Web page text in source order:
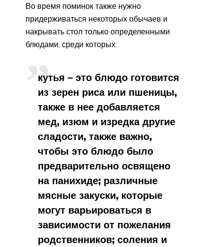
Во время поминок также нужно
придерживаться некоторых обычаев и
накрывать стол только определенными
блюдами, среди которых:
кутья – это блюдо готовится
из зерен риса или пшеницы,
также в нее добавляется
мед, изюм и изредка другие
сладости, также важно,
чтобы это блюдо было
предварительно освящено
на панихиде; различные
мясные закуски, которые
могут варьироваться в
зависимости от пожелания
родственников; соления и